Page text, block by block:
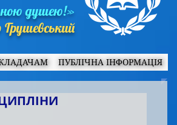
душею!»
ПУБЛІЧНА ІНФОРМАЦІЯ